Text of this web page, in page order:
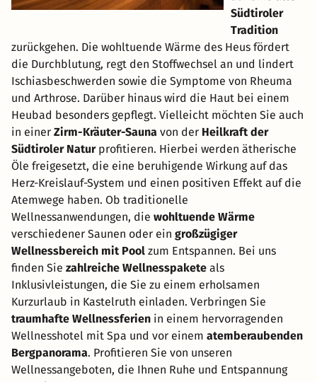
Südtiroler
Tradition
zurückgehen. Die wohltuende Wärme des Heus fördert
die Durchblutung, regt den Stoffwechsel an und lindert
Ischiasbeschwerden sowie die Symptome von Rheuma
und Arthrose. Darüber hinaus wird die Haut bei einem
Heubad besonders gepflegt. Vielleicht möchten Sie auch
in einer Zirm-Kräuter-Sauna von der Heilkraft der
Südtiroler Naturprofitieren. Hierbei werden ätherische
Öle freigesetzt, die eine beruhigende Wirkung auf das
Herz-Kreislauf-System und einen positiven Effekt auf die
Atemwege haben. Ob traditionelle
Wellnessanwendungen, die wohltuende Wärme
verschiedener Saunen oder ein großzügiger
Wellnessbereich mit Pool zum Entspannen. Bei uns
finden Sie zahlreiche Wellnesspakete als
Inklusivleistungen, die Sie zu einem erholsamen
Kurzurlaub in Kastelruth einladen. Verbringen Sie
traumhafte Wellnessferien in einem hervorragenden
Wellnesshotel mit Spa und vor einem atemberaubenden
Bergpanorama. Profitieren Sie von unseren
Wellnessangeboten, die Ihnen Ruhe und Entspannung